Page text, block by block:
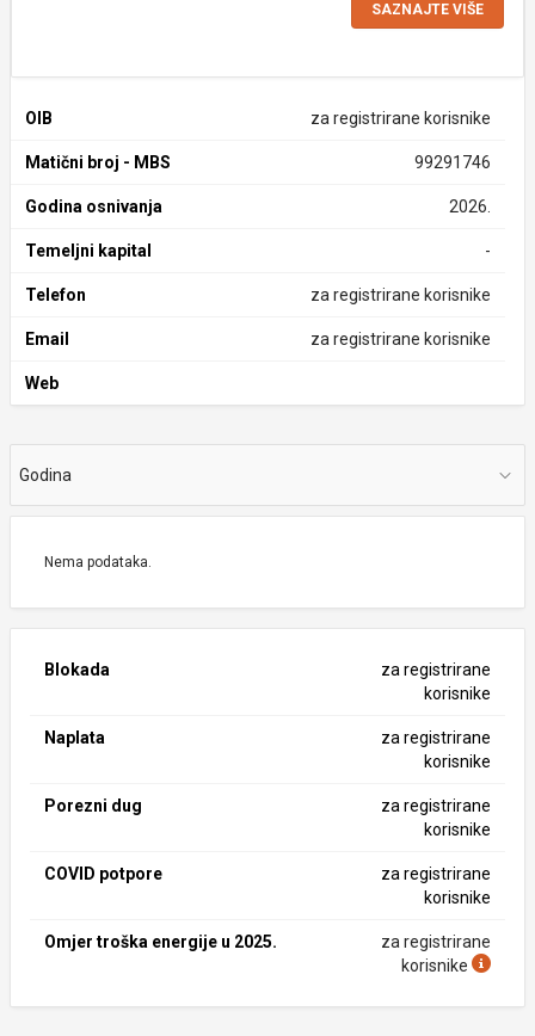
SAZNAJTE VIŠE
OIB za registrirane korisnike
Matični broj - MBS 99291746
Godina osnivanja 2026.
Temeljni kapital -
Telefon za registrirane korisnike
Email za registrirane korisnike
Web
Godina
Nema podataka.
Blokada
za registrirane
korisnike
Naplata
za registrirane
korisnike
Porezni dug
za registrirane
korisnike
COVID potpore
za registrirane
korisnike
Omjer troška energije u 2025.
za registrirane
korisnike